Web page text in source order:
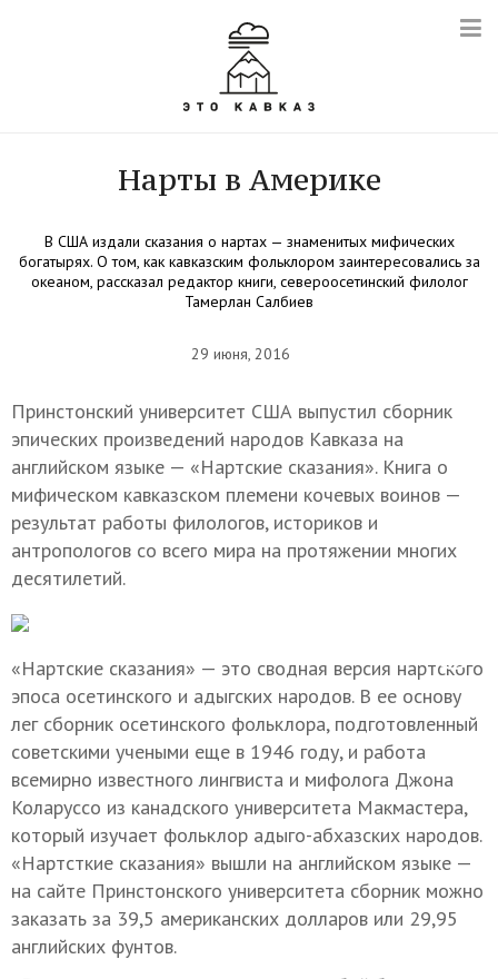
Нарты в Америке
В США издали сказания о нартах — знаменитых мифических
богатырях. О том, как кавказским фольклором заинтересовались за
океаном, рассказал редактор книги, североосетинский филолог
Тамерлан Салбиев
29 июня, 2016
Принстонский университет США выпустил сборник
эпических произведений народов Кавказа на
английском языке — «Нартские сказания». Книга о
мифическом кавказском племени кочевых воинов —
результат работы филологов, историков и
антропологов со всего мира на протяжении многих
десятилетий.
«Нартские сказания» — это сводная версия нартcкого
эпоса осетинского и адыгских народов. В ее основу
лег сборник осетинского фольклора, подготовленный
советскими учеными еще в 1946 году, и работа
всемирно известного лингвиста и мифолога Джона
Коларуссо из канадского университета Макмастера,
который изучает фольклор адыго-абхазских народов.
«Нартсткие сказания» вышли на английском языке —
на сайте Принстонского университета сборник можно
заказать за 39,5 американских долларов или 29,95
английских фунтов.